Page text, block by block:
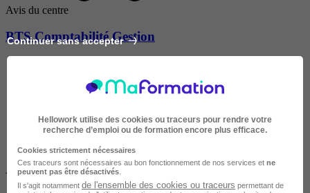
Avis du centre
BTS Comptabilité Gestion
À DISTANCE
Continuer sans accepter
Hellowork utilise des cookies ou traceurs pour rendre votre
recherche d’emploi ou de formation encore plus efficace.
Cookies strictement nécessaires
Ces traceurs sont nécessaires au bon fonctionnement de nos services et ne
peuvent pas être désactivés
Il s'agit notamment de l'ensemble des cookies ou traceurs permettant de